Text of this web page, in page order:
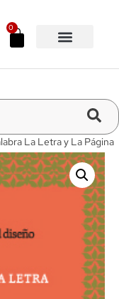
0
La Letra y La Página